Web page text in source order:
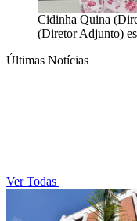
Cidinha Quina
(Diretor Adjunto)
Últimas Notícias
Ver Todas